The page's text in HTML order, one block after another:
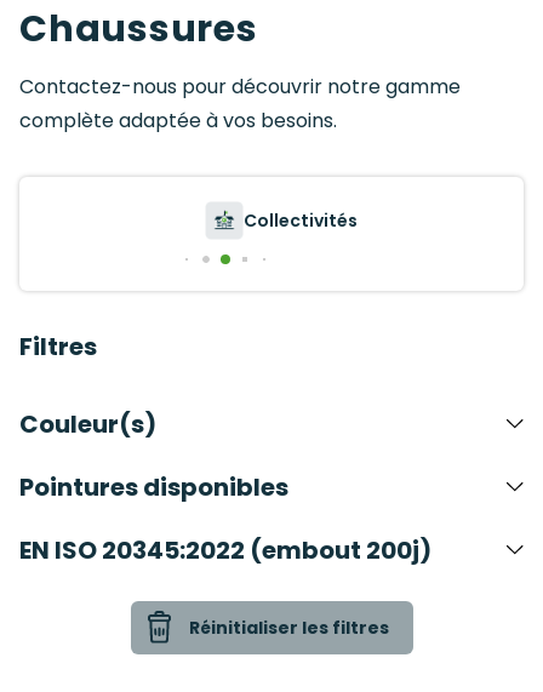
Chaussures
Contactez-nous pour découvrir notre gamme
complète adaptée à vos besoins.
Filtres
Couleur(s)
Pointures disponibles
EN ISO 20345:2022 (embout 200j)
Réinitialiser les filtres